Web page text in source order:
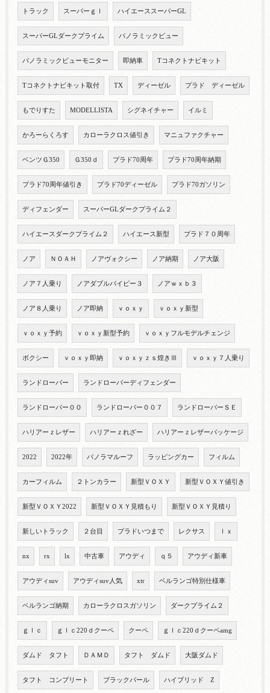
トラック スーパーｇｌ ハイエーススーパーGL
スーパーGLダークプライム パノラミックビュー
パノラミックビューモニター 即納車 Tコネクトナビキット
Tコネクトナビキット取付 TX ディーゼル プラド ディーゼル
もでりすた MODELLISTA シグネイチャー イルミ
かろーらくろす カローラクロス値引き マニュファクチャー
ベンツＧ350 Ｇ350ｄ プラド70周年 プラド70周年納期
プラド70周年値引き プラド70ディーゼル プラド70ガソリン
ディフェンダー スーパーGLダークプライム２
ハイエースダークプライム２ ハイエース新型 プラド７０周年
ノア ＮＯＡＨ ノアヴォクシー ノア納期 ノア大阪
ノア７人乗り ノアダブルバイビー３ ノアｗｘｂ３
ノア８人乗り ノア即納 ｖｏｘｙ ｖｏｘｙ新型
ｖｏｘｙ予約 ｖｏｘｙ新型予約 ｖｏｘｙフルモデルチェンジ
ボクシー ｖｏｘｙ即納 ｖｏｘｙｚｓ煌きⅢ ｖｏｘｙ７人乗り
ランドローバー ランドローバーディフェンダー
ランドローバー００ ランドローバー００７ ランドローバーＳＥ
ハリアーｚレザー ハリアーｚれざー ハリアーｚレザーパッケージ
2022 2022年 パノラマルーフ ラッピングカー フィルム
カーフィルム ２トンカラー 新型ＶＯＸＹ 新型ＶＯＸＹ値引き
新型ＶＯＸＹ2022 新型ＶＯＸＹ見積もり 新型ＶＯＸＹ見積り
新しいトラック ２台目 プラドいつまで レクサス ｌｘ
nx rx lx 中古車 アウディ ｑ５ アウディ新車
アウディsuv アウディsuv人気 xtr ベルランゴ特別仕様車
ベルランゴ納期 カローラクロスガソリン ダークプライム２
ｇｌｃ ｇｌｃ220ｄクーペ クーペ ｇｌｃ220ｄクーペamg
ダムド タフト ＤＡＭＤ タフト ダムド 大阪ダムド
タフト コンプリート ブラックパール ハイブリッド Z